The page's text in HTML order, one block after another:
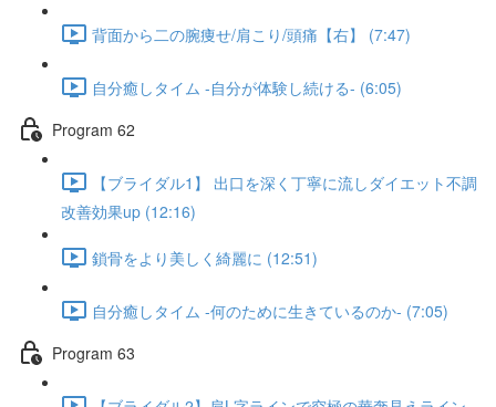
背面から二の腕痩せ/肩こり/頭痛【右】 (7:47)
自分癒しタイム -自分が体験し続ける- (6:05)
Program 62
【ブライダル1】 出口を深く丁寧に流しダイエット不調
改善効果up (12:16)
鎖骨をより美しく綺麗に (12:51)
自分癒しタイム -何のために生きているのか- (7:05)
Program 63